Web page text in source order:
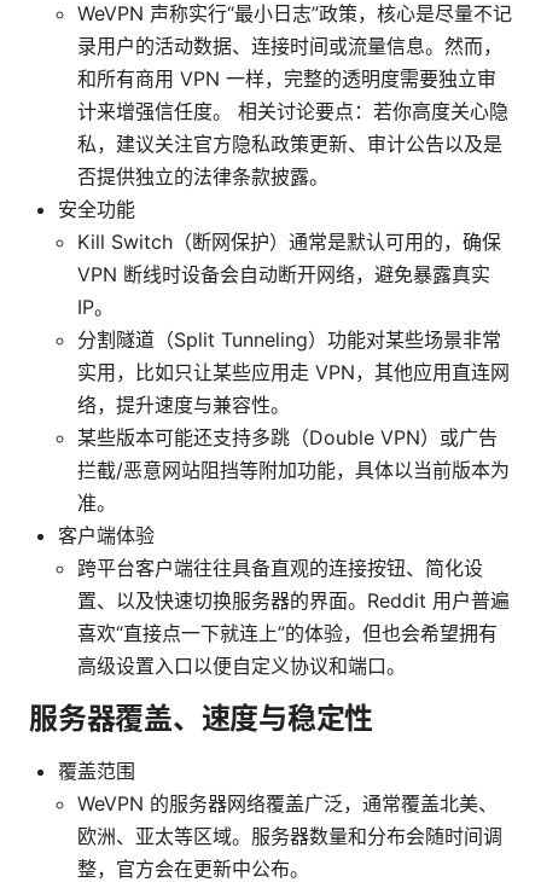
WeVPN 声称实行“最小日志”政策，核心是尽量不记
录用户的活动数据、连接时间或流量信息。然而，
和所有商用 VPN 一样，完整的透明度需要独立审
计来增强信任度。 相关讨论要点：若你高度关心隐
私，建议关注官方隐私政策更新、审计公告以及是
否提供独立的法律条款披露。
安全功能
Kill Switch（断网保护）通常是默认可用的，确保
VPN 断线时设备会自动断开网络，避免暴露真实
IP。
分割隧道（Split Tunneling）功能对某些场景非常
实用，比如只让某些应用走 VPN，其他应用直连网
络，提升速度与兼容性。
某些版本可能还支持多跳（Double VPN）或广告
拦截/恶意网站阻挡等附加功能，具体以当前版本为
准。
客户端体验
跨平台客户端往往具备直观的连接按钮、简化设
置、以及快速切换服务器的界面。Reddit 用户普遍
喜欢“直接点一下就连上”的体验，但也会希望拥有
高级设置入口以便自定义协议和端口。
服务器覆盖、速度与稳定性
覆盖范围
WeVPN 的服务器网络覆盖广泛，通常覆盖北美、
欧洲、亚太等区域。服务器数量和分布会随时间调
整，官方会在更新中公布。